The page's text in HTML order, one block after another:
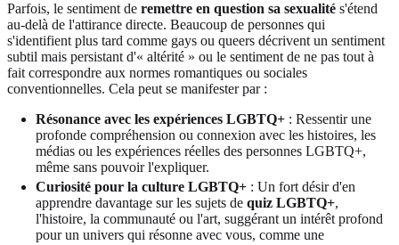
Parfois, le sentiment de remettre en question sa sexualité s'étend
au-delà de l'attirance directe. Beaucoup de personnes qui
s'identifient plus tard comme gays ou queers décrivent un sentiment
subtil mais persistant d'« altérité » ou le sentiment de ne pas tout à
fait correspondre aux normes romantiques ou sociales
conventionnelles. Cela peut se manifester par :
Résonance avec les expériences LGBTQ+ : Ressentir une
profonde compréhension ou connexion avec les histoires, les
médias ou les expériences réelles des personnes LGBTQ+,
même sans pouvoir l'expliquer.
Curiosité pour la culture LGBTQ+ : Un fort désir d'en
apprendre davantage sur les sujets de quiz LGBTQ+,
l'histoire, la communauté ou l'art, suggérant un intérêt profond
pour un univers qui résonne avec vous, comme une